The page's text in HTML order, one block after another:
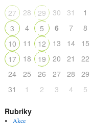
27 28 29 30 31 1
3
4 5 6 7 8
10
11 12 13 14 15
17
18 19 20 21 22
24
25 26 27 28 29
31
1 2 3 4 5
Rubriky
Akce